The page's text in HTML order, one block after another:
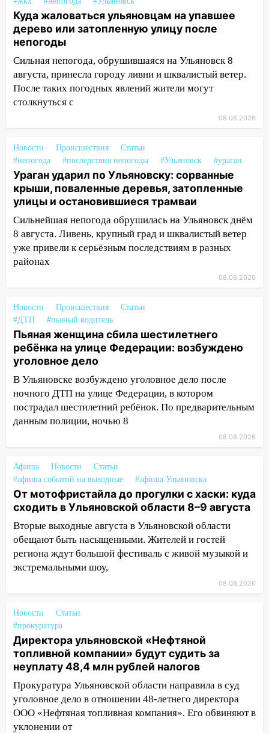
14:26 Жители Ульяновска сами
пытаются расчистить ливнёвки, не
дождавшись коммунальщиков
14:16 Шторм продолжает ломать город:
на улице Любови Шевцовой рухнул
светофор
14:14 Студента из Ульяновска обманули
мошенники под видом преподавателя
14:12
Куда жаловаться ульяновцам на
упавшее дерево или затопленную улицу
после непогоды
13:59 В Новом городе ураганным
ветром сорвало опалубку со
строящегося дома
13:54 В мэрии Ульяновска рассказали,
как устраняют последствия мощного
шторма
Ульяновск: дерево рухнуло на дом на
Орджоникидзе
13:47 На Нижней Террасе мощным
ветром вырвало дерево с корнем
СТО на проспекте Созидателей
13:35 Непогода продолжает бить по
транспорту: в Ульяновске трамвай
дороги в Ульяновске: фото
13:17 Непогода в Ульяновске не
закончится сегодня: сильные ливни
13:15 Трижды «брал в долг» без спроса:
житель Вешкаймского района похитил у
знакомого 191 тысячу рублей
13:12 Дерево пробило крышу дома на
Новгородской в Ульяновске и рухнуло
на электрощит
13:10 В Заволжском районе дерево
упало во дворе
13:08 Ураган ударил по Ульяновску:
сорванные крыши, поваленные деревья,
Куда жаловаться ульяновцам на упавшее
дерево или затопленную улицу после
непогоды
Сильная непогода, обрушившаяся на Ульяновск 8
августа, принесла городу ливни и шквалистый ветер.
После таких погодных явлений жители могут
столкнуться с
08.08.2026
Новости Происшествия
Статьи
#непогода
#последствия непогоды #Ульяновск #ураган
Ураган ударил по Ульяновску: сорванные
крыши, поваленные деревья, затопленные
улицы и остановившиеся трамваи
Сильнейшая непогода обрушилась на Ульяновск днём
8 августа. Ливень, крупный град и шквалистый ветер
уже привели к серьёзным последствиям в разных
районах
08.08.2026
Новости Происшествия
Статьи
#ДТП
#пьяный водитель
Пьяная женщина сбила шестилетнего
ребёнка на улице Федерации: возбуждено
уголовное дело
В Ульяновске возбуждено уголовное дело после
ночного ДТП на улице Федерации, в котором
пострадал шестилетний ребёнок. По предварительным
данным полиции, ночью 8
08.08.2026
Афиша Новости
Статьи
#афиша событий на выходные
#афиша Ульяновска
От мотофристайла до прогулки с хаски: куда
сходить в Ульяновской области 8–9 августа
Вторые выходные августа в Ульяновской области
обещают быть насыщенными. Жителей и гостей
региона ждут большой фестиваль с живой музыкой и
экстремальными шоу,
08.08.2026
Новости
Статьи
#прокуратура
Директора ульяновской «Нефтяной
топливной компании» будут судить за
неуплату 48,4 млн рублей налогов
Прокуратура Ульяновской области направила в суд
уголовное дело в отношении 48-летнего директора
ООО «Нефтяная топливная компания». Его обвиняют в
уклонении от